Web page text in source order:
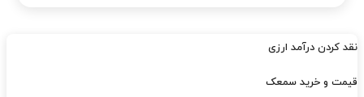
نقد کردن درآمد ارزی
قیمت و خرید سمعک